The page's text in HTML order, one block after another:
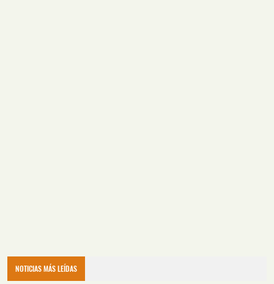
NOTICIAS MÁS LEÍDAS